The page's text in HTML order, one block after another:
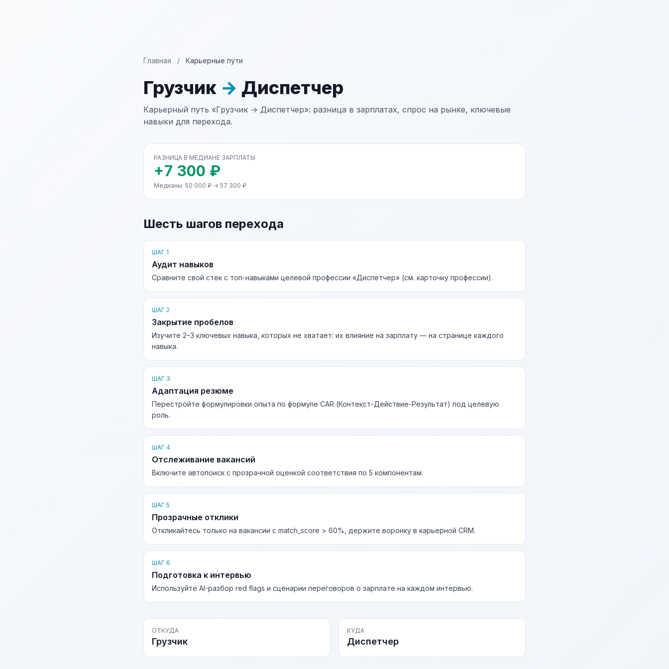
Главная / Карьерные пути
Грузчик → Диспетчер
Карьерный путь «Грузчик → Диспетчер»: разница в зарплатах, спрос на рынке, ключевые
навыки для перехода.
РАЗНИЦА В МЕДИАНЕ ЗАРПЛАТЫ
+7 300 ₽
Медианы: 50 000 ₽ → 57 300 ₽
Шесть шагов перехода
ШАГ 1
Аудит навыков
Сравните свой стек с топ-навыками целевой профессии «Диспетчер» (см. карточку профессии).
ШАГ 2
Закрытие пробелов
Изучите 2–3 ключевых навыка, которых не хватает: их влияние на зарплату — на странице каждого
навыка.
ШАГ 3
Адаптация резюме
Перестройте формулировки опыта по формуле CAR (Контекст-Действие-Результат) под целевую
роль.
ШАГ 4
Отслеживание вакансий
Включите автопоиск с прозрачной оценкой соответствия по 5 компонентам.
ШАГ 5
Прозрачные отклики
Откликайтесь только на вакансии с match_score > 60%, держите воронку в карьерной CRM.
ШАГ 6
Подготовка к интервью
Используйте AI-разбор red flags и сценарии переговоров о зарплате на каждом интервью.
ОТКУДА
Грузчик
КУДА
Диспетчер